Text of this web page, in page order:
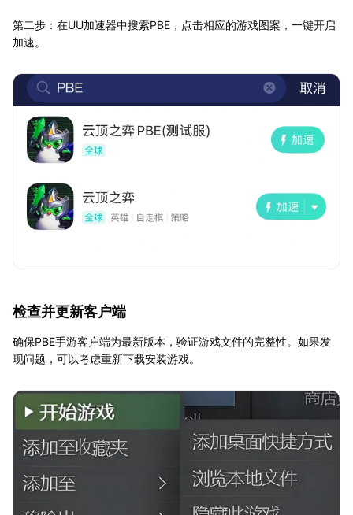
第二步：在UU加速器中搜索PBE，点击相应的游戏图案，一键开启
加速。
检查并更新客户端
确保PBE手游客户端为最新版本，验证游戏文件的完整性。如果发
现问题，可以考虑重新下载安装游戏。